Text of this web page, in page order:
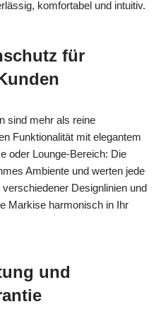
komfortabel und intuitiv.
für
sind mehr als reine
Funktionalität mit elegantem
oder Lounge-Bereich: Die
Ambiente und werten jede
Designlinien und
Markise harmonisch in Ihr
und